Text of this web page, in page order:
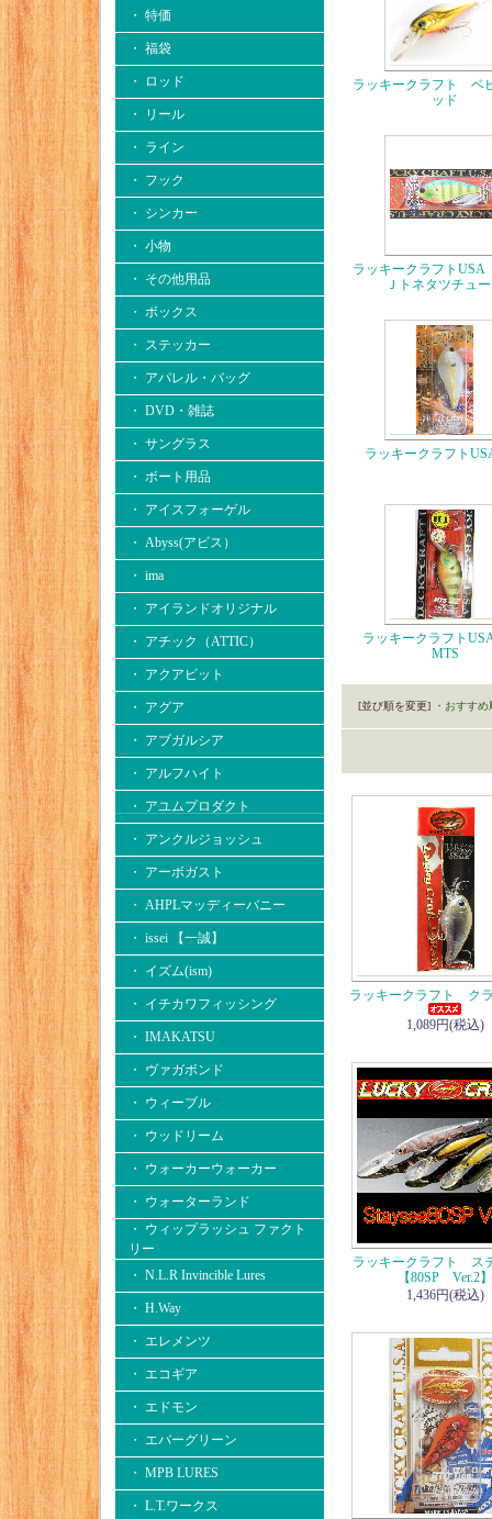
・ 特価
・ 福袋
・ ロッド
・ リール
・ ライン
・ フック
・ シンカー
・ 小物
・ その他用品
・ ボックス
・ ステッカー
・ アパレル・バッグ
・ DVD・雑誌
・ サングラス
・ ボート用品
・ アイスフォーゲル
・ Abyss(アビス）
・ ima
・ アイランドオリジナル
・ アチック（ATTIC）
・ アクアビット
・ アグア
・ アブガルシア
・ アルフハイト
・ アユムプロダクト
・ アンクルジョッシュ
・ アーボガスト
・ AHPLマッディーバニー
・ issei 【一誠】
・ イズム(ism)
・ イチカワフィッシング
・ IMAKATSU
・ ヴァガボンド
・ ウィーブル
・ ウッドリーム
・ ウォーカーウォーカー
・ ウォーターランド
・ ウィップラッシュ ファクト
リー
・ N.L.R Invincible Lures
・ H.Way
・ エレメンツ
・ エコギア
・ エドモン
・ エバーグリーン
・ MPB LURES
・ L.T.ワークス
ラッキークラフト ベ
ッド
ラッキークラフト
Ｊトネタツチュ
ラッキークラフト
ラッキークラフト
MTS
[並び順を変更] ・おすすめ
ラッキークラフト ク
1,089円(税込)
ラッキークラフト ス
【80SP Ver.2】
1,436円(税込)